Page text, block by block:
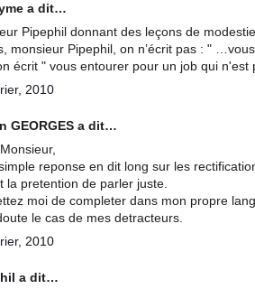
a dit…
Pipephil donnant des leçons de
monsieur Pipephil, on n’écrit pas : "
écrit " vous entourer pour un job qui n'est
2010
GEORGES a dit…
reponse en dit long sur les
la pretention de parler juste.
moi de completer dans mon propre
le cas de mes detracteurs.
2010
a dit…